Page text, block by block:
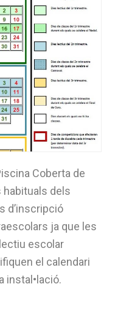
Coberta de
dels
d’inscripció
ja que les
escolar
el calendari
instal•lació.